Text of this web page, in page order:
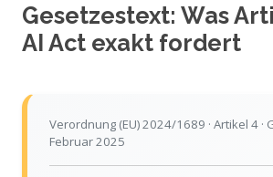
Gesetzestext: Was
AI Act exakt fordert
Verordnung (EU) 2024/1689 · Artikel 4 ·
Februar 2025